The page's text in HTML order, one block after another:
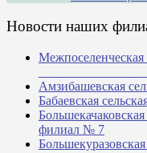
Новости наших
Межпоселенческая
Амзибашевская
Бабаевская
филиал № 7